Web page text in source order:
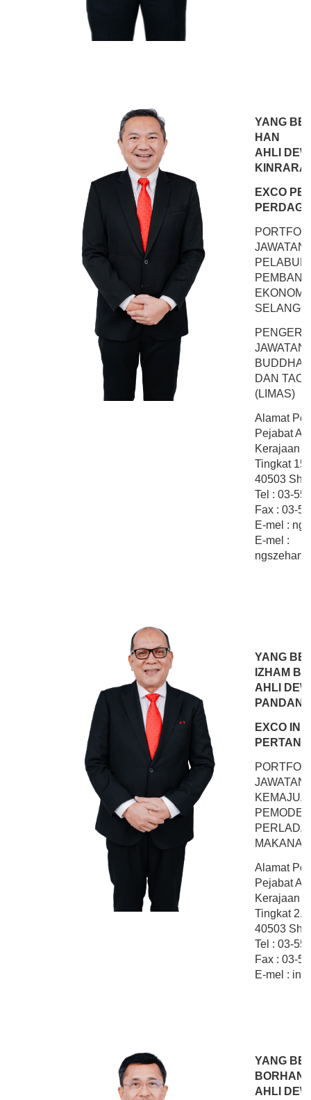
YANG
HAN
AHLI
KINRARA
EXCO
EKONOMI
BUDDHA,
DAN TAO
(LIMAS)
Alamat
Pejabat
Kerajaan
Tingkat
40503
Tel : 03-
Fax : 03-
E-mel :
E-mel :
YANG
IZHAM
AHLI
PANDAN
EXCO
Alamat
Pejabat
Kerajaan
Tingkat 2,
40503
Tel : 03-
Fax : 03-
E-mel :
YANG
BORHAN
AHLI